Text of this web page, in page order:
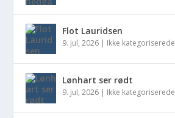
Flot Lauridsen
9. jul, 2026 | Ikke kategoriserede
Lønhart ser rødt
9. jul, 2026 | Ikke kategoriserede